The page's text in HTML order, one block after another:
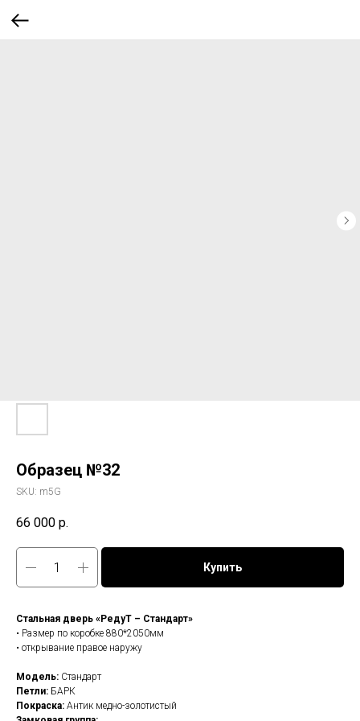
Образец №32
SKU: m5G
66 000 р.
Купить
Стальная дверь «РедуТ – Стандарт»
• Размер по коробке 880*2050мм
• открывание правое наружу
Модель: Стандарт
Петли: БАРК
Покраска: Антик медно-золотистый